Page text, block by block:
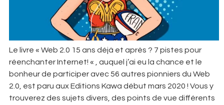
Le livre « Web 2.0 15 ans déjà et après ? 7 pistes pour
réenchanter Internet! « , auquel j’ai eu la chance et le
bonheur de participer avec 56 autres pionniers du Web
2.0, est paru aux Editions Kawa début mars 2020 ! Vous y
trouverez des sujets divers, des points de vue différents